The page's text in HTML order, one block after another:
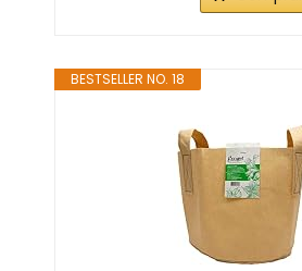
BESTSELLER NO. 18